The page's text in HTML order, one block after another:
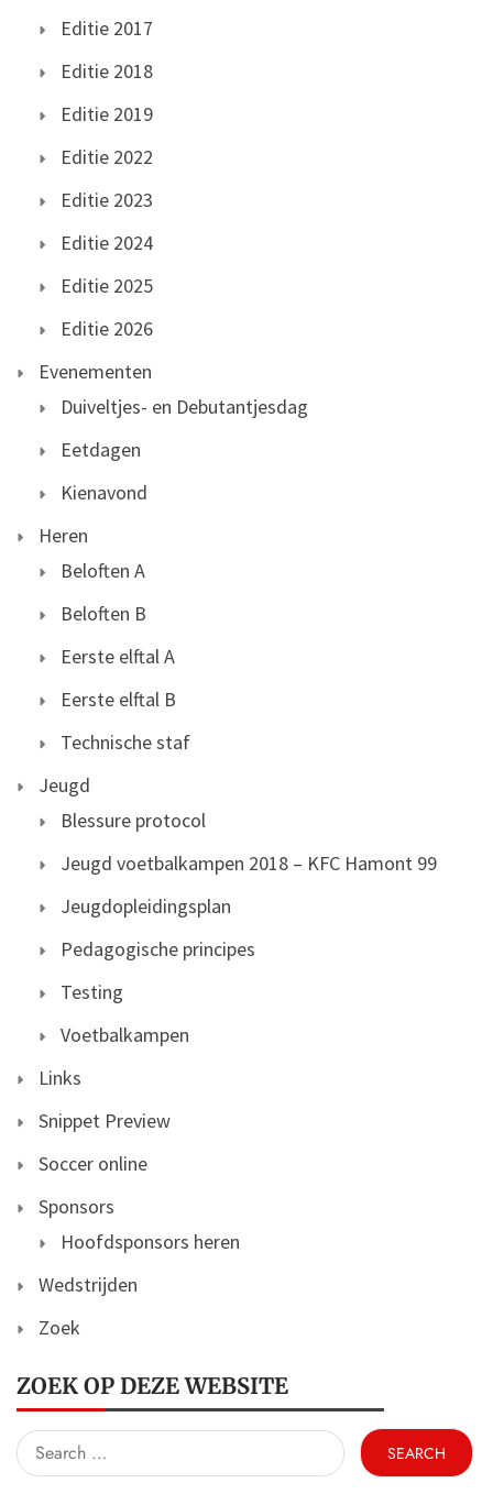
Editie 2017
Editie 2018
Editie 2019
Editie 2022
Editie 2023
Editie 2024
Editie 2025
Editie 2026
Evenementen
Duiveltjes- en Debutantjesdag
Eetdagen
Kienavond
Heren
Beloften A
Beloften B
Eerste elftal A
Eerste elftal B
Technische staf
Jeugd
Blessure protocol
Jeugd voetbalkampen 2018 – KFC Hamont 99
Jeugdopleidingsplan
Pedagogische principes
Testing
Voetbalkampen
Links
Snippet Preview
Soccer online
Sponsors
Hoofdsponsors heren
Wedstrijden
Zoek
ZOEK OP DEZE WEBSITE
Search
for: